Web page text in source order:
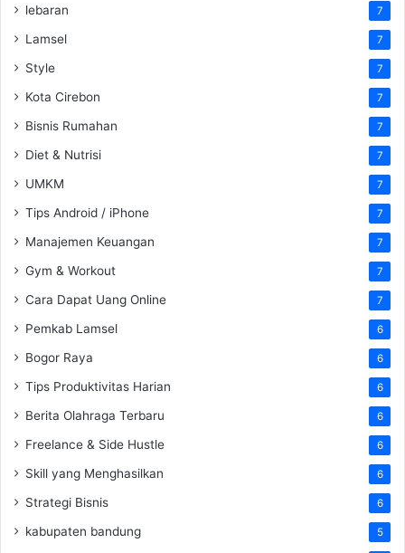
lebaran 7
Lamsel 7
Style 7
Kota Cirebon 7
Bisnis Rumahan 7
Diet & Nutrisi 7
UMKM 7
Tips Android / iPhone 7
Manajemen Keuangan 7
Gym & Workout 7
Cara Dapat Uang Online 7
Pemkab Lamsel 6
Bogor Raya 6
Tips Produktivitas Harian 6
Berita Olahraga Terbaru 6
Freelance & Side Hustle 6
Skill yang Menghasilkan 6
Strategi Bisnis 6
kabupaten bandung 5